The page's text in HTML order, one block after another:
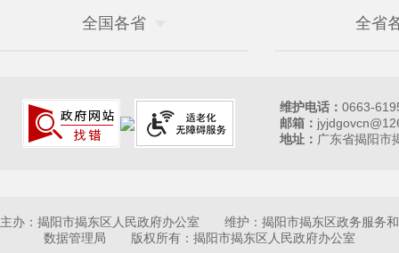
全国各省 全省
维护电话： 0663-
邮箱：
地址： 广东省揭阳市
主办：揭阳市揭东区人民政府办公室 维护：揭阳市揭东区政务服务和
数据管理局 版权所有：揭阳市揭东区人民政府办公室